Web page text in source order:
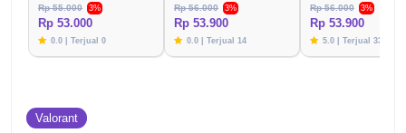
Rp 55.000
3%
Rp 53.000
0.0 | Terjual 0
Rp 56.000
3%
Rp 53.900
0.0 | Terjual 14
Rp 56.000
3%
Rp 53.900
5.0 | Terjual 33
Valorant